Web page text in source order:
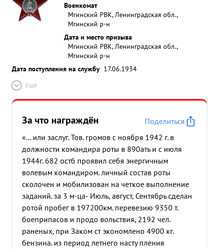
Военкомат
Мгинский РВК, Ленинградская обл.,
Мгинский р-н
Дата и место призыва
Мгинский РВК, Ленинградская обл.,
Мгинский р-н
Дата поступления на службу 17.06.1934
Ещё
За что награждён
Поделиться
«... или заслуг. Тов. громов с ноября 1942 г. в
должности командира роты в 890ать и с июля
1944г. 682 остб проявил себя энергичным
волевым командиром. личный состав роты
сколочен и мобилизован на четкое выполнение
заданий. за 3 м-ца- Июль, август, Сентябрь сделан
ротой пробег в 197200км. перевезию 9350 т.
боеприпасов и продо вольствия, 2192 чел.
раненых, при Заком ст экономлено 4900 кг.
бензина. из период летнего насту пления